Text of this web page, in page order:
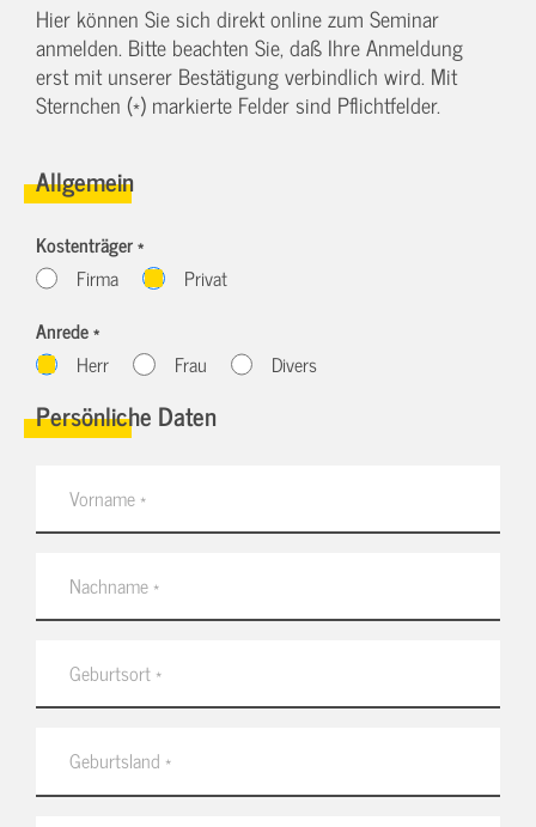
Hier können Sie sich direkt online zum Seminar
anmelden. Bitte beachten Sie, daß Ihre Anmeldung
erst mit unserer Bestätigung verbindlich wird. Mit
Sternchen (*) markierte Felder sind Pflichtfelder.
Allgemein
Kostenträger *
Firma
Privat
Anrede *
Herr
Frau Divers
Persönliche Daten